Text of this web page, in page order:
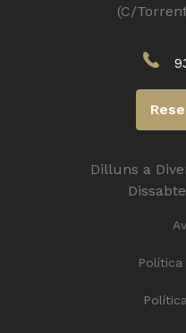
(C/
Dilluns a